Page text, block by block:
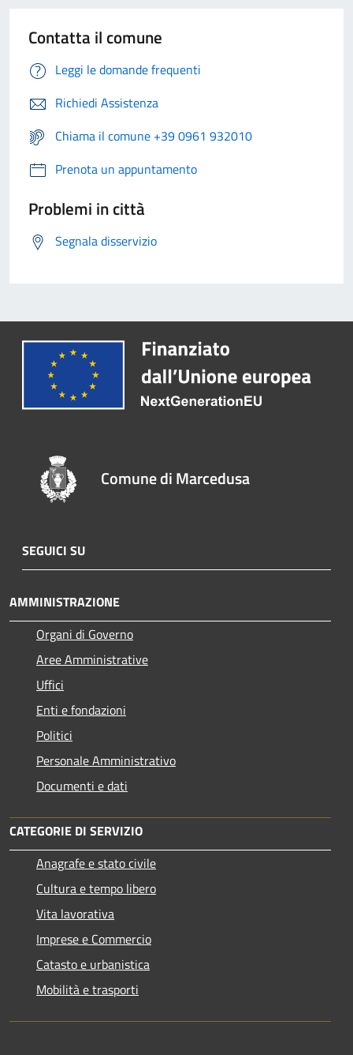
Contatta il comune
Leggi le domande frequenti
Richiedi Assistenza
Chiama il comune +39 0961 932010
Prenota un appuntamento
Problemi in città
Segnala disservizio
Comune di Marcedusa
SEGUICI SU
AMMINISTRAZIONE
Organi di Governo
Aree Amministrative
Uffici
Enti e fondazioni
Politici
Personale Amministrativo
Documenti e dati
CATEGORIE DI SERVIZIO
Anagrafe e stato civile
Cultura e tempo libero
Vita lavorativa
Imprese e Commercio
Catasto e urbanistica
Mobilità e trasporti